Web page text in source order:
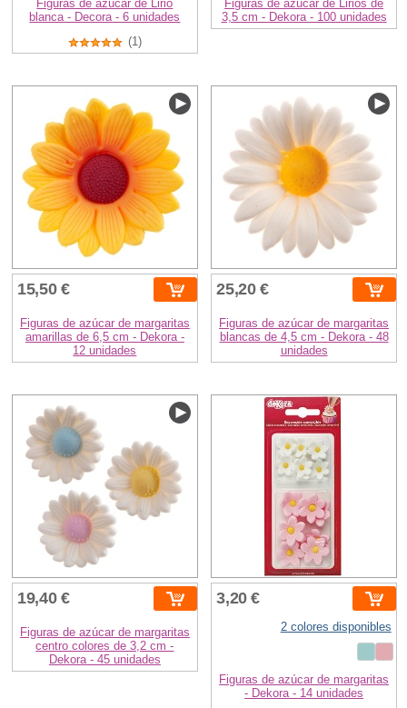
Figuras de azúcar de Lirio
blanca - Decora - 6 unidades
(1)
Figuras de azúcar de Lirios de
3,5 cm - Dekora - 100 unidades
15,50 €
Figuras de azúcar de margaritas
amarillas de 6,5 cm - Dekora -
12 unidades
25,20 €
Figuras de azúcar de margaritas
blancas de 4,5 cm - Dekora - 48
unidades
19,40 €
Figuras de azúcar de margaritas
centro colores de 3,2 cm -
Dekora - 45 unidades
3,20 €
2 colores disponibles
Figuras de azúcar de margaritas
- Dekora - 14 unidades